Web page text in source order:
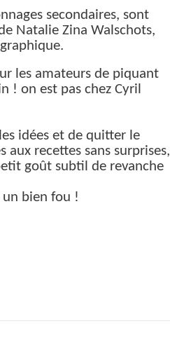
secondaires, sont
Natalie Zina Walschots,
les amateurs de piquant
! on est pas chez Cyril
idées et de quitter le
aux recettes sans surprises,
goût subtil de revanche
un bien fou !